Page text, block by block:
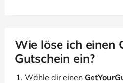
Wie löse ich einen
Gutschein ein?
Wähle dir einen